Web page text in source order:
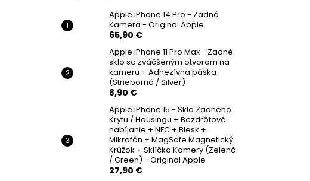
Apple iPhone 14 Pro - Zadná
Kamera - Original Apple
65,90 €
Apple iPhone 11 Pro Max - Zadné
sklo so zväčšeným otvorom na
kameru + Adhezívna páska
(Strieborná / Silver)
8,90 €
Apple iPhone 15 - Sklo Zadného
Krytu / Housingu + Bezdrôtové
nabíjanie + NFC + Blesk +
Mikrofón + MagSafe Magnetický
Krúžok + Sklíčka Kamery (Zelená
/ Green) - Original Apple
27,90 €